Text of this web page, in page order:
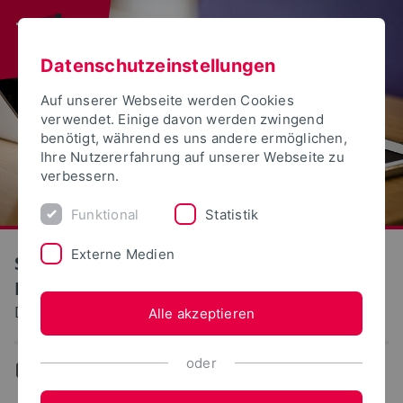
S(kim) - Service Kommunikation
Information Medien
Dokumentation: Benutzerzugang (IDM)
Benutzerzugang
Datenschutzeinstellungen
Auf unserer Webseite werden Cookies
verwendet. Einige davon werden zwingend
benötigt, während es uns andere ermöglichen,
Ihre Nutzererfahrung auf unserer Webseite zu
verbessern.
Funktional Statistik
Externe Medien
Alle akzeptieren
oder